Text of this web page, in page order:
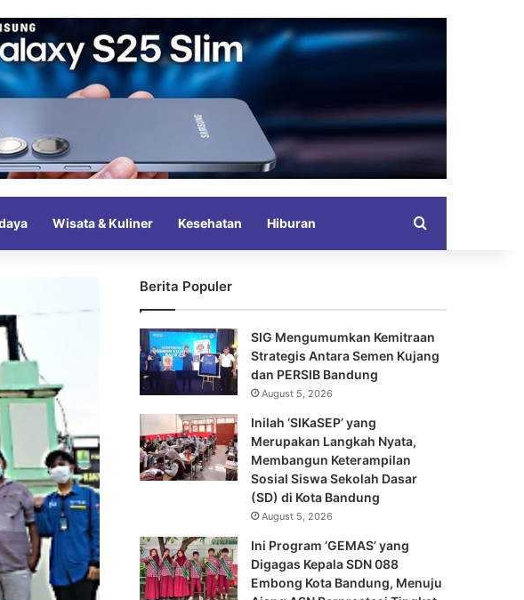
Wisata & Kuliner Kesehatan Hiburan
Berita Populer
SIG Mengumumkan Kemitraan
Strategis Antara Semen Kujang
dan PERSIB Bandung
August 5, 2026
Inilah ‘SIKaSEP’ yang
Merupakan Langkah Nyata,
Membangun Keterampilan
Sosial Siswa Sekolah Dasar
(SD) di Kota Bandung
August 5, 2026
Ini Program ‘GEMAS’ yang
Digagas Kepala SDN 088
Embong Kota Bandung, Menuju